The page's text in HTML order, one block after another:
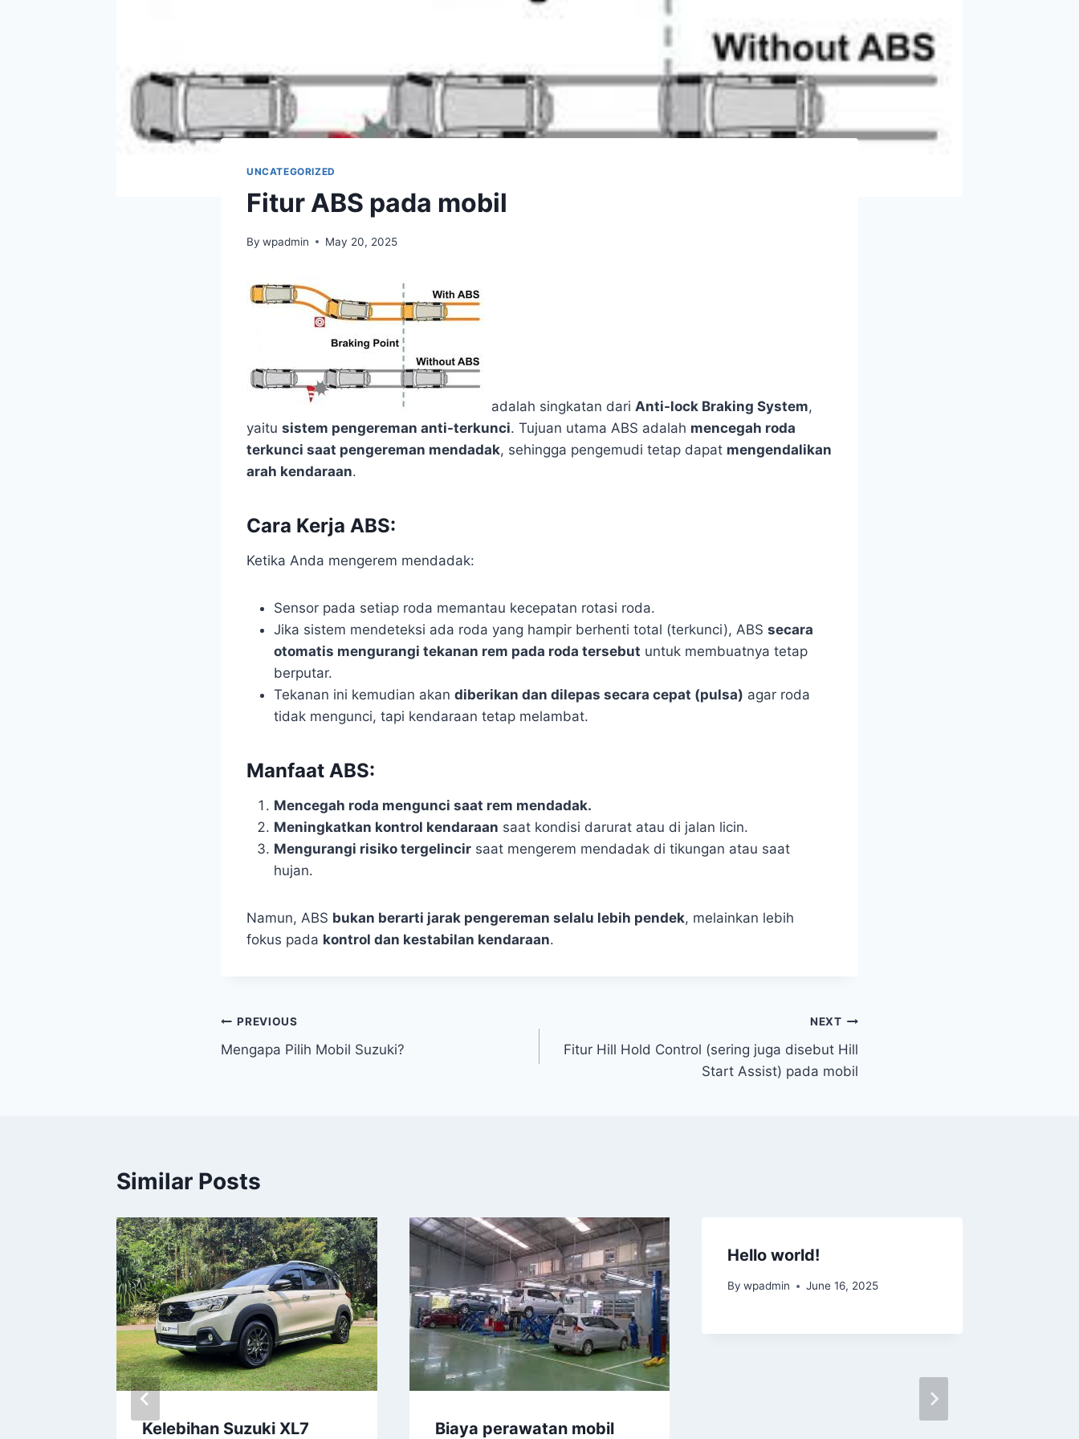
UNCATEGORIZED
Fitur ABS pada mobil
By wpadmin May 20, 2025
adalah singkatan dari Anti-lock Braking System,
yaitu sistem pengereman anti-terkunci. Tujuan utama ABS adalah mencegah roda
terkunci saat pengereman mendadak, sehingga pengemudi tetap dapat mengendalikan
arah kendaraan.
Cara Kerja ABS:
Ketika Anda mengerem mendadak:
Sensor pada setiap roda memantau kecepatan rotasi roda.
Jika sistem mendeteksi ada roda yang hampir berhenti total (terkunci), ABS secara
otomatis mengurangi tekanan rem pada roda tersebut untuk membuatnya tetap
berputar.
Tekanan ini kemudian akan diberikan dan dilepas secara cepat (pulsa) agar roda
tidak mengunci, tapi kendaraan tetap melambat.
Manfaat ABS:
Mencegah roda mengunci saat rem mendadak.
Meningkatkan kontrol kendaraan saat kondisi darurat atau di jalan licin.
Mengurangi risiko tergelincir saat mengerem mendadak di tikungan atau saat
hujan.
Namun, ABS bukan berarti jarak pengereman selalu lebih pendek, melainkan lebih
fokus pada kontrol dan kestabilan kendaraan.
Post
navigation
PREVIOUS
Mengapa Pilih Mobil Suzuki?
NEXT
Fitur Hill Hold Control (sering juga disebut Hill
Start Assist) pada mobil
Similar Posts
Kelebihan Suzuki XL7
Biaya perawatan mobil
Hello world!
By wpadmin June 16, 2025